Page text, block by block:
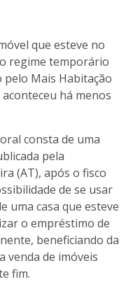
que esteve no
regime temporário
pelo Mais Habitação
há menos
consta de uma
pela
(AT), após o fisco
de se usar
uma casa que esteve
o empréstimo de
beneficiando da
venda de imóveis
fim.